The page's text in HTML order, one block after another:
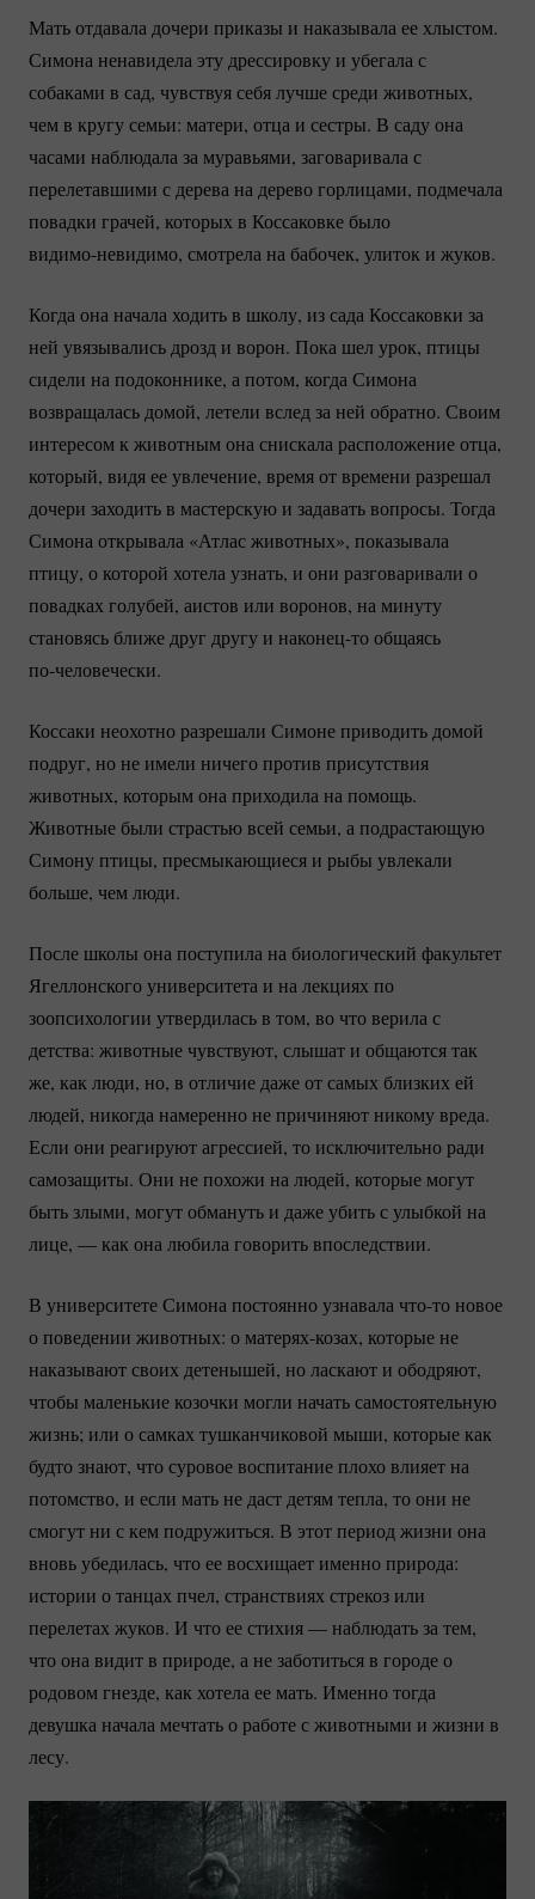
Мать отдавала дочери приказы и наказывала ее хлыстом.
Симона ненавидела эту дрессировку и убегала с
собаками в сад, чувствуя себя лучше среди животных,
чем в кругу семьи: матери, отца и сестры. В саду она
часами наблюдала за муравьями, заговаривала с
перелетавшими с дерева на дерево горлицами, подмечала
повадки грачей, которых в Коссаковке было
видимо-невидимо, смотрела на бабочек, улиток и жуков.
Когда она начала ходить в школу, из сада Коссаковки за
ней увязывались дрозд и ворон. Пока шел урок, птицы
сидели на подоконнике, а потом, когда Симона
возвращалась домой, летели вслед за ней обратно. Своим
интересом к животным она снискала расположение отца,
который, видя ее увлечение, время от времени разрешал
дочери заходить в мастерскую и задавать вопросы. Тогда
Симона открывала «Атлас животных», показывала
птицу, о которой хотела узнать, и они разговаривали о
повадках голубей, аистов или воронов, на минуту
становясь ближе друг другу и наконец-тообщаясь
по-человечески.
Коссаки неохотно разрешали Симоне приводить домой
подруг, но не имели ничего против присутствия
животных, которым она приходила на помощь.
Животные были страстью всей семьи, а подрастающую
Симону птицы, пресмыкающиеся и рыбы увлекали
больше, чем люди.
После школы она поступила на биологический факультет
Ягеллонского университета и на лекциях по
зоопсихологии утвердилась в том, во что верила с
детства: животные чувствуют, слышат и общаются так
же, как люди, но, в отличие даже от самых близких ей
людей, никогда намеренно не причиняют никому вреда.
Если они реагируют агрессией, то исключительно ради
самозащиты. Они не похожи на людей, которые могут
быть злыми, могут обмануть и даже убить с улыбкой на
лице, — как она любила говорить впоследствии.
В университете Симона постоянно узнавалачто-тоновое
о поведении животных: о матерях-козах, которые не
наказывают своих детенышей, но ласкают и ободряют,
чтобы маленькие козочки могли начать самостоятельную
жизнь; или о самках тушканчиковой мыши, которые как
будто знают, что суровое воспитание плохо влияет на
потомство, и если мать не даст детям тепла, то они не
смогут ни с кем подружиться. В этот период жизни она
вновь убедилась, что ее восхищает именно природа:
истории о танцах пчел, странствиях стрекоз или
перелетах жуков. И что ее стихия — наблюдать за тем,
что она видит в природе, а не заботиться в городе о
родовом гнезде, как хотела ее мать. Именно тогда
девушка начала мечтать о работе с животными и жизни в
лесу.